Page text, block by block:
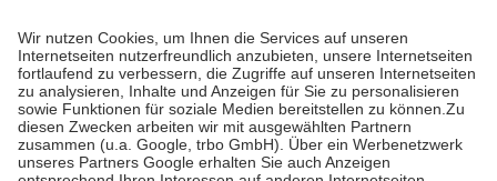
höchstens zehn Euro.
Es sind jedoch nie mehr als die
tatsächlichen Kosten der Leistung zu entrichten.
Diese Regeln gelten grundsätzlich auch für Online-Apotheken.
Bei Heilmitteln und häuslicher Krankenpflege beträgt die
Zuzahlung zehn Prozent der Kosten sowie zehn Euro je
Verordnung.
Um das Engagement der Versicherten für ihre eigene Gesundheit